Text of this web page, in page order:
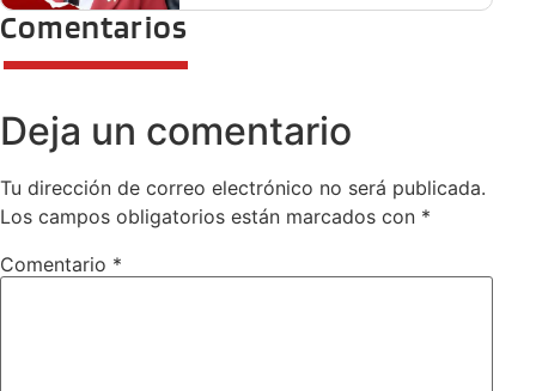
Comentarios
Deja un comentario
Tu dirección de correo electrónico no será publicada.
Los campos obligatorios están marcados con *
Comentario *